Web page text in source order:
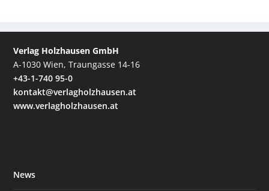
Verlag Holzhausen GmbH
A-1030 Wien, Traungasse 14-16
+43-1-740 95-0
kontakt@verlagholzhausen.at
www.verlagholzhausen.at
News